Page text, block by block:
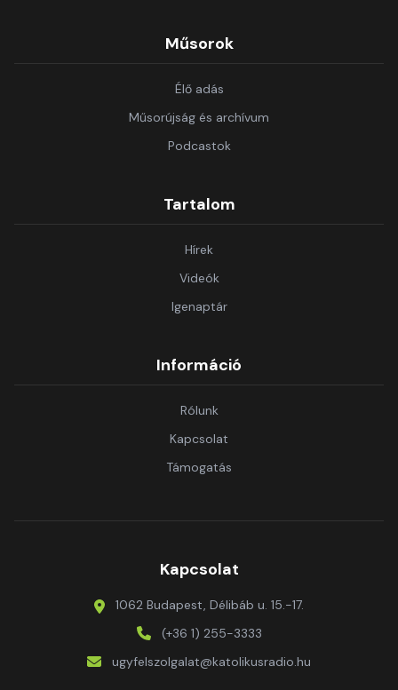
Műsorok
Élő adás
Műsorújság és archívum
Podcastok
Tartalom
Hírek
Videók
Igenaptár
Információ
Rólunk
Kapcsolat
Támogatás
Kapcsolat
1062 Budapest, Délibáb u. 15.-17.
(+36 1) 255-3333
ugyfelszolgalat@katolikusradio.hu